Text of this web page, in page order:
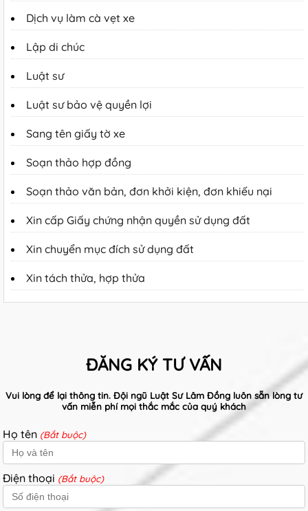
Dịch vụ làm cà vẹt xe
Lập di chúc
Luật sư
Luật sư bảo vệ quyền lợi
Sang tên giấy tờ xe
Soạn thảo hợp đồng
Soạn thảo văn bản, đơn khởi kiện, đơn khiếu nại
Xin cấp Giấy chứng nhận quyền sử dụng đất
Xin chuyển mục đích sử dụng đất
Xin tách thửa, hợp thửa
ĐĂNG KÝ TƯ VẤN
Vui lòng để lại thông tin. Đội ngũ Luật Sư Lâm Đồng luôn sẵn lòng tư
vấn miễn phí mọi thắc mắc của quý khách
Họ tên (Bắt buộc)
Điện thoại (Bắt buộc)